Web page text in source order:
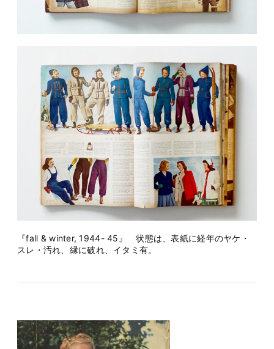
『fall & winter, 1944- 45』 状態は、表紙に経年のヤケ・
スレ・汚れ、縁に破れ、イタミ有。